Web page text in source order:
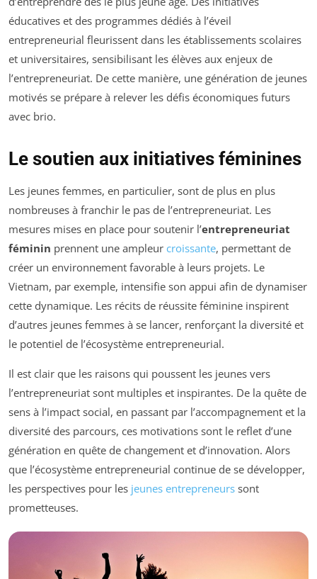
éducatives et des programmes dédiés à l’éveil
entrepreneurial fleurissent dans les établissements scolaires
et universitaires, sensibilisant les élèves aux enjeux de
l’entrepreneuriat. De cette manière, une génération de jeunes
motivés se prépare à relever les défis économiques futurs
avec brio.
Le soutien aux initiatives féminines
Les jeunes femmes, en particulier, sont de plus en plus
nombreuses à franchir le pas de l’entrepreneuriat. Les
mesures mises en place pour soutenir l’entrepreneuriat
féminin prennent une ampleur croissante, permettant de
créer un environnement favorable à leurs projets. Le
Vietnam, par exemple, intensifie son appui afin de dynamiser
cette dynamique. Les récits de réussite féminine inspirent
d’autres jeunes femmes à se lancer, renforçant la diversité et
le potentiel de l’écosystème entrepreneurial.
Il est clair que les raisons qui poussent les jeunes vers
l’entrepreneuriat sont multiples et inspirantes. De la quête de
sens à l’impact social, en passant par l’accompagnement et la
diversité des parcours, ces motivations sont le reflet d’une
génération en quête de changement et d’innovation. Alors
que l’écosystème entrepreneurial continue de se développer,
les perspectives pour les jeunes entrepreneurs sont
prometteuses.